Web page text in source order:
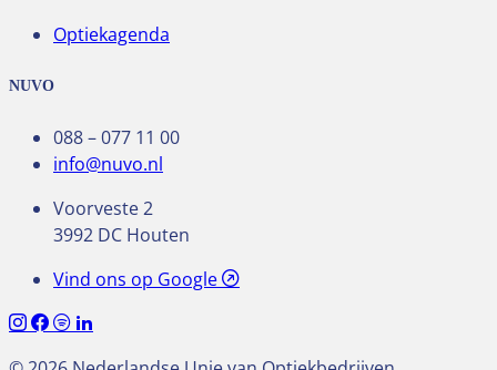
Optiekagenda
NUVO
088 – 077 11 00
info@nuvo.nl
Voorveste 2
3992 DC Houten
Vind ons op Google